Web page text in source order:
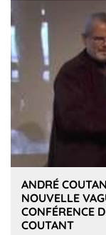
ANDRÉ
NOUVELLE
CONFÉRENCE
COUTANT